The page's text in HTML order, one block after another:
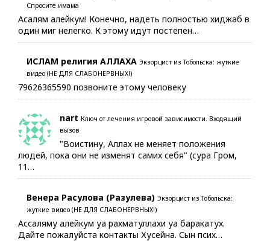
Спросите имама
Асалям алейкум! Конечно, надеть полностью хиджаб в
один миг нелегко. К этому идут постепен…
ИСЛАМ религия АЛЛАХА Экзорцист из Тобольска: жуткие
видео (НЕ ДЛЯ СЛАБОНЕРВНЫХ!)
79626365590 позвоните этому человеку
nart Ключ от лечения игровой зависимости. Входящий
вызов
"Воистину, Аллах не меняет положения
людей, пока они не изменят самих себя" (сура Гром,
11…
Венера Расулова (Разулева) Экзорцист из Тобольска:
жуткие видео (НЕ ДЛЯ СЛАБОНЕРВНЫХ!)
Ассаляму алейкум уа рахматуллахи уа баракатух.
Дайте пожалуйста контакты Хусейна. Сын псих…